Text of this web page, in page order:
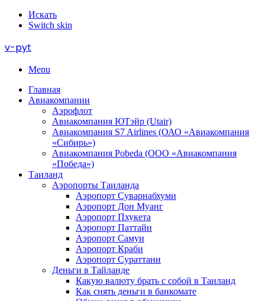
Искать
Switch skin
v-pyt
Menu
Главная
Авиакомпании
Аэрофлот
Авиакомпания ЮТэйр (Utair)
Авиакомпания S7 Airlines (ОАО «Авиакомпания
«Сибирь»)
Авиакомпания Pobeda (ООО «Авиакомпания
«Победа»)
Таиланд
Аэропорты Таиланда
Аэропорт Суварнабхуми
Аэропорт Дон Муанг
Аэропорт Пхукета
Аэропорт Паттайи
Аэропорт Самуи
Аэропорт Краби
Аэропорт Сураттани
Деньги в Тайланде
Какую валюту брать с собой в Таиланд
Как снять деньги в банкомате